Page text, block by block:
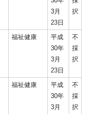
3月
23日
択
福祉健康
平成
30年
3月
23日
不
採
択
福祉健康
平成
30年
3月
不
採
択